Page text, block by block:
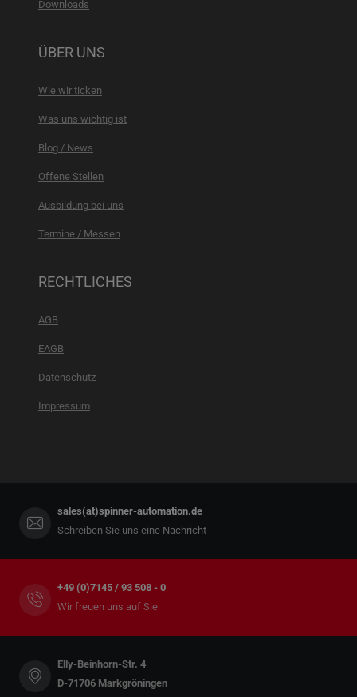
Downloads
ÜBER UNS
Wie wir ticken
Was uns wichtig ist
Blog / News
Offene Stellen
Ausbildung bei uns
Termine / Messen
RECHTLICHES
AGB
EAGB
Datenschutz
Impressum
sales(at)spinner-automation.de
Schreiben Sie uns eine Nachricht
+49 (0)7145 / 93 508 - 0
Wir freuen uns auf Sie
Elly-Beinhorn-Str. 4
D-71706 Markgröningen